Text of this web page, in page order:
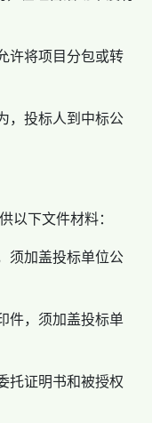
将项目分包或转
投标人到中标公
下文件材料：
加盖投标单位公
，须加盖投标单
证明书和被授权